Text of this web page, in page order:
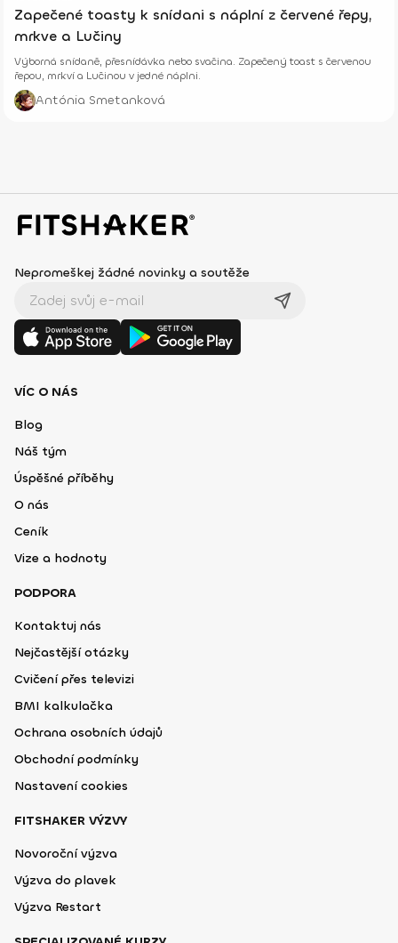
Zapečené toasty k snídani s náplní z červené řepy,
mrkve a Lučiny
Výborná snídaně, přesnídávka nebo svačina. Zapečený toast s červenou
řepou, mrkví a Lučinou v jedné náplni.
Antónia Smetanková
Nepromeškej žádné novinky a soutěže
VÍC O NÁS
Blog
Náš tým
Úspěšné příběhy
O nás
Ceník
Vize a hodnoty
PODPORA
Kontaktuj nás
Nejčastější otázky
Cvičení přes televizi
BMI kalkulačka
Ochrana osobních údajů
Obchodní podmínky
Nastavení cookies
FITSHAKER VÝZVY
Novoroční výzva
Výzva do plavek
Výzva Restart